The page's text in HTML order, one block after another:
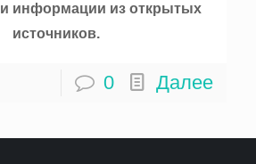
информации из открытых
источников.
0 Далее